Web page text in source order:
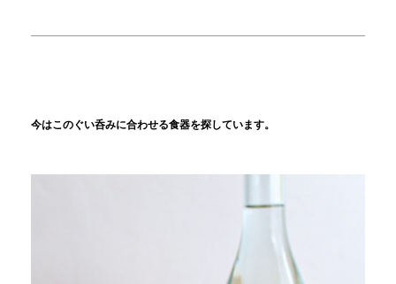
今はこのぐい呑みに合わせる食器を探しています。